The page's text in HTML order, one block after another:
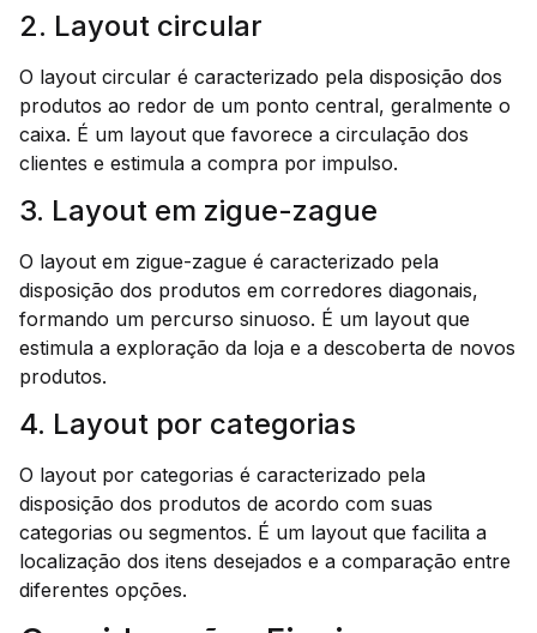
2. Layout circular
O layout circular é caracterizado pela disposição dos
produtos ao redor de um ponto central, geralmente o
caixa. É um layout que favorece a circulação dos
clientes e estimula a compra por impulso.
3. Layout em zigue-zague
O layout em zigue-zague é caracterizado pela
disposição dos produtos em corredores diagonais,
formando um percurso sinuoso. É um layout que
estimula a exploração da loja e a descoberta de novos
produtos.
4. Layout por categorias
O layout por categorias é caracterizado pela
disposição dos produtos de acordo com suas
categorias ou segmentos. É um layout que facilita a
localização dos itens desejados e a comparação entre
diferentes opções.